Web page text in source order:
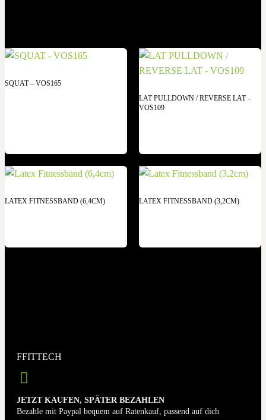
SQUAT – VOS165
LAT PULLDOWN / REVERSE LAT –
VOS109
LATEX FITNESSBAND (6,4CM) LATEX FITNESSBAND (3,2CM)
FFITTECH
JETZT KAUFEN, SPÄTER BEZAHLEN
Bezahle mit Paypal bequem auf Ratenkauf, passend auf dich